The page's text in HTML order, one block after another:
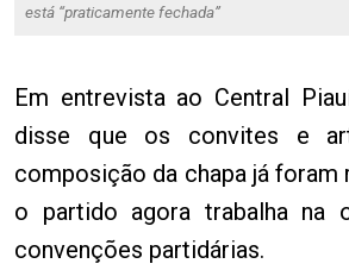
está “praticamente fechada”
Em entrevista ao Central
disse que os convites e
composição da chapa já foram
o partido agora trabalha na
convenções partidárias.